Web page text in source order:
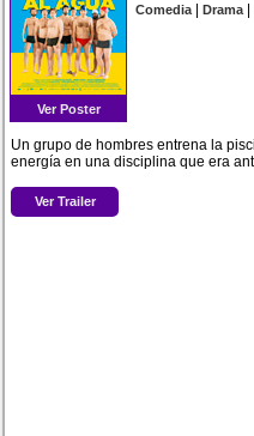
Ver Poster
Comedia|Drama|
Un grupo de hombres entrena la
energía en una disciplina que era
Ver Trailer